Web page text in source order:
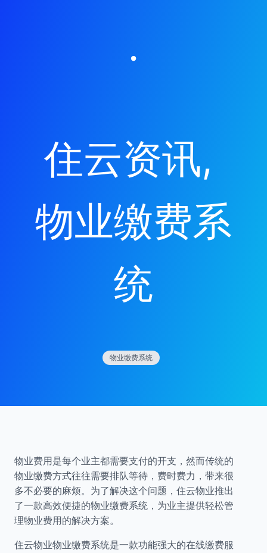
·
住云资讯
物业缴费系
统
物业缴费系统
物业费用是每个业主都需要支付的开支，然而传统的
物业缴费方式往往需要排队等待，费时费力，带来很
多不必要的麻烦。为了解决这个问题，住云物业推出
了一款高效便捷的物业缴费系统，为业主提供轻松管
理物业费用的解决方案。
住云物业物业缴费系统是一款功能强大的在线缴费服